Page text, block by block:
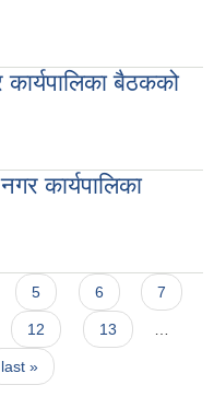
बैठकको
कार्यपालिका
5 6 7
12 13 …
last »